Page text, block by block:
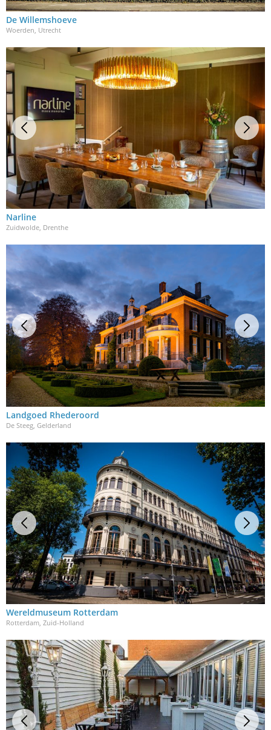
De Willemshoeve
Woerden, Utrecht
Narline
Zuidwolde, Drenthe
Landgoed Rhederoord
De Steeg, Gelderland
Wereldmuseum Rotterdam
Rotterdam, Zuid-Holland